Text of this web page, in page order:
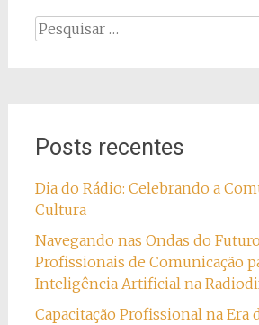
Pesquisar
por:
Posts recentes
Dia do Rádio: Celebrando a
Cultura
Navegando nas Ondas do
Profissionais de Comunicação
Inteligência Artificial na
Capacitação Profissional na Era